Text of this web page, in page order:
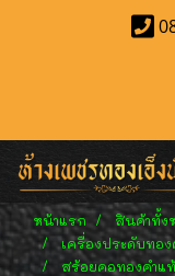
หน้าแรก
สินค้าทั้ง
เครื่องประดับทอง
สร้อยคอทองคำแ